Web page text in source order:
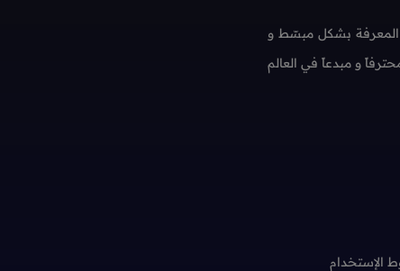
المعرفة بشكل مبسّط و
و مبدعاً في العالم
الإستخدام